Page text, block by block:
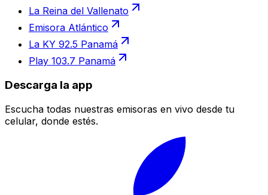
La Reina del Vallenato
Emisora Atlántico
La KY 92.5 Panamá
Play 103.7 Panamá
Descarga la app
Escucha todas nuestras emisoras en vivo desde tu
celular, donde estés.